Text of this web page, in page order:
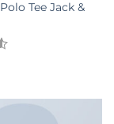
Tee Jack &